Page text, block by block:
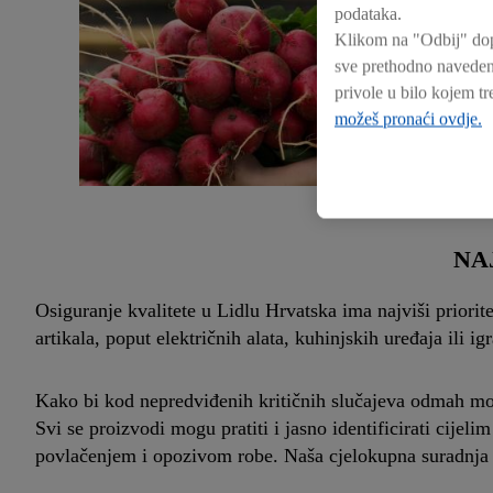
Osiguranje kvalitete u Lidlu Hrvatska ima najviši
artikala, poput električnih alata, kuhinjskih uređaja ili
Kako bi kod nepredviđenih kritičnih slučajeva odmah
Svi se proizvodi mogu pratiti i jasno identificirati
povlačenjem i opozivom robe. Naša cjelokupna
podataka.
Klikom na "Odbij"
sve prethodno
privole u bilo kojem
možeš pronaći ovdje.